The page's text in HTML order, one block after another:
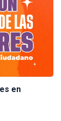
en